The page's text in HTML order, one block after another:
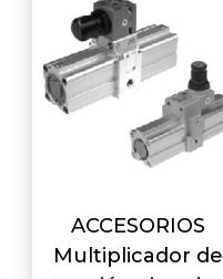
ACCESORIOS
Multiplicador de